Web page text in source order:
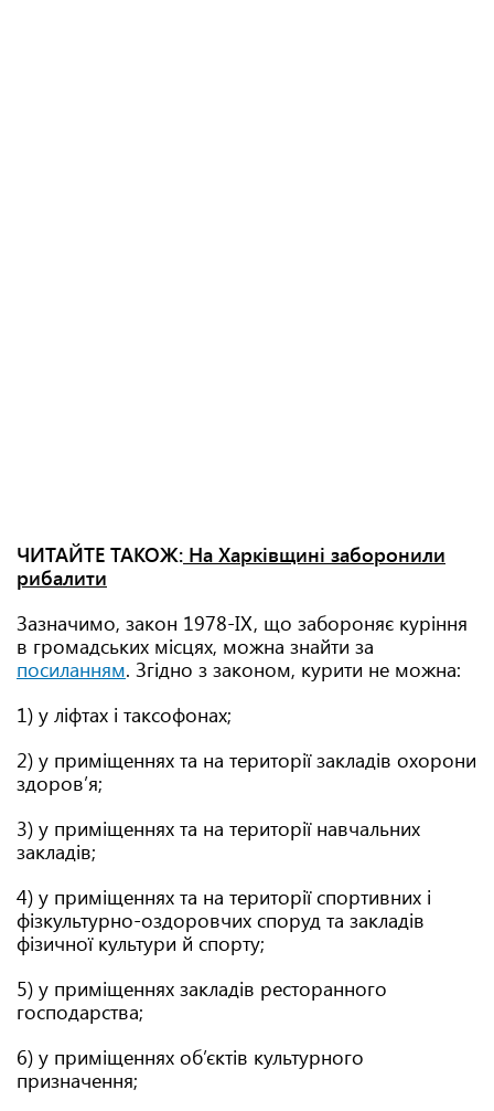
ЧИТАЙТЕ ТАКОЖ: На Харківщині заборонили
рибалити
Зазначимо, закон 1978-ІХ, що забороняє куріння
в громадських місцях, можна знайти за
посиланням. Згідно з законом, курити не можна:
1) у ліфтах і таксофонах;
2) у приміщеннях та на території закладів охорони
здоров’я;
3) у приміщеннях та на території навчальних
закладів;
4) у приміщеннях та на території спортивних і
фізкультурно-оздоровчих споруд та закладів
фізичної культури й спорту;
5) у приміщеннях закладів ресторанного
господарства;
6) у приміщеннях об’єктів культурного
призначення;